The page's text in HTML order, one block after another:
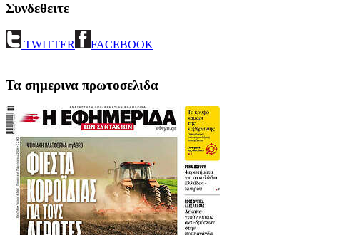
Συνδεθειτε
TWITTER FACEBOOK
Τα σημερινα πρωτοσελιδα